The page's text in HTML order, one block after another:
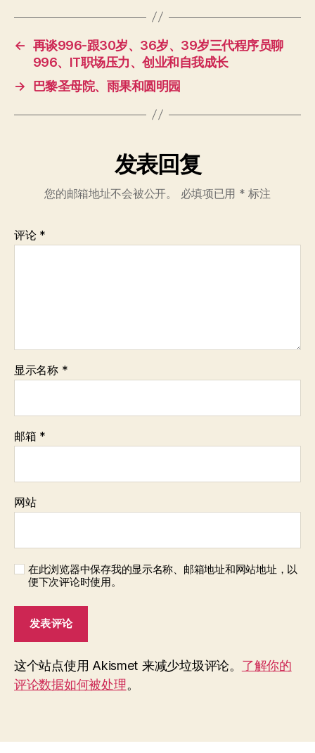
← 再谈996-跟30岁、36岁、39岁三代程序员聊
996、IT职场压力、创业和自我成长
→
巴黎圣母院、雨果和圆明园
发表回复
您的邮箱地址不会被公开。 必填项已用 * 标注
评论 *
显示名称 *
邮箱 *
网站
在此浏览器中保存我的显示名称、邮箱地址和网站地址，以
便下次评论时使用。
这个站点使用 Akismet 来减少垃圾评论。 了解你的
评论数据如何被处理。